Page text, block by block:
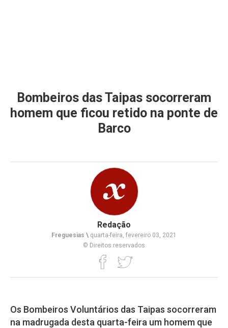
Bombeiros das Taipas socorreram
homem que ficou retido na ponte de
Barco
Redação
Freguesias \ quarta-feira, fevereiro 03, 2021
© Direitos reservados
Os Bombeiros Voluntários das Taipas socorreram
na madrugada desta quarta-feira um homem que